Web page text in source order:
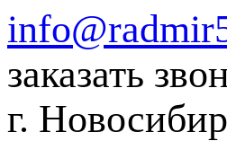
заказать
г.